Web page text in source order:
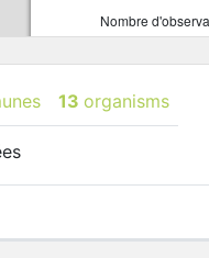
Nombre
13 organisms